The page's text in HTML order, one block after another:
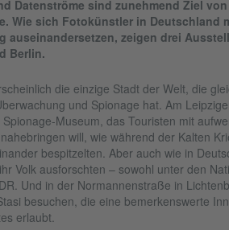
Datenströme sind zunehmend Ziel
Wie sich Fotokünstler in Deutschland
auseinandersetzen, zeigen drei
Berlin.
die einzige Stadt der Welt, die
und Spionage hat. Am
Museum, das Touristen mit
will, wie während der Kalten
bespitzelten. Aber auch wie in
Volk ausforschten – sowohl unter den
Und in der Normannenstraße in
besuchen, die eine bemerkenswerte
erlaubt.